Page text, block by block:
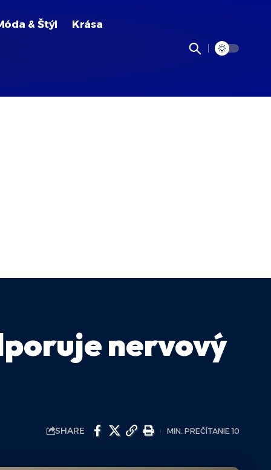
& Štýl Krása
nervový
SHARE MIN. PREČÍTANIE 10